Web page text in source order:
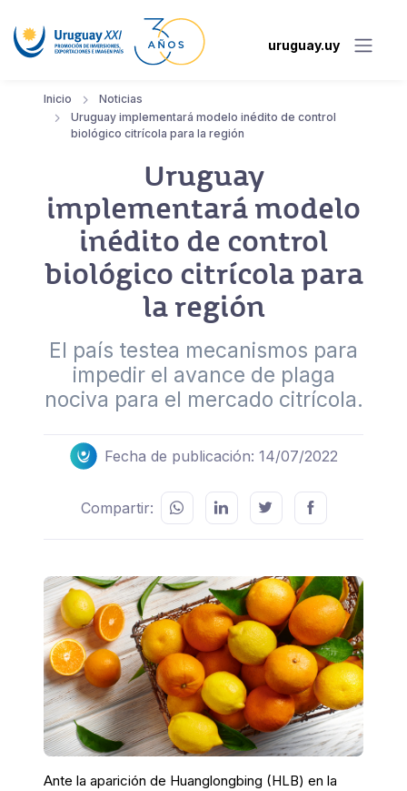
uruguay.uy
Inicio
Noticias
Uruguay implementará modelo inédito de control
biológico citrícola para la región
Uruguay
implementará modelo
inédito de control
biológico citrícola para
la región
El país testea mecanismos para
impedir el avance de plaga
nociva para el mercado citrícola.
Fecha de publicación: 14/07/2022
Compartir:
Ante la aparición de Huanglongbing (HLB) en la